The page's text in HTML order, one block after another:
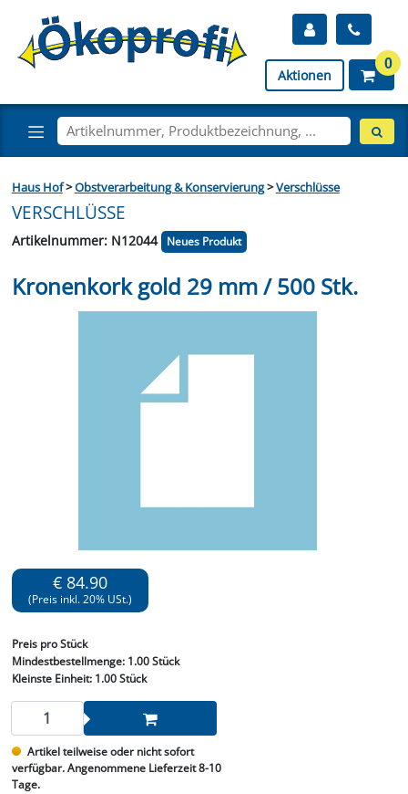
Aktionen
0
Haus Hof>Obstverarbeitung & Konservierung>Verschlüsse
VERSCHLÜSSE
Artikelnummer: N12044 Neues Produkt
Kronenkork gold 29 mm / 500 Stk.
€ 84.90
(Preis inkl. 20% USt.)
Preis pro Stück
Mindestbestellmenge: 1.00 Stück
Kleinste Einheit:1.00 Stück
Artikel teilweise oder nicht sofort
verfügbar. Angenommene Lieferzeit 8-10
Tage.